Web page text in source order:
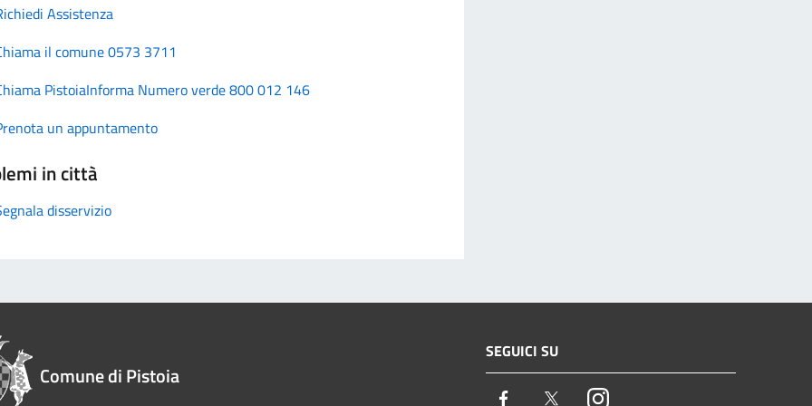
Assistenza
il comune 0573 3711
PistoiaInforma Numero verde 800 012 146
un appuntamento
in città
disservizio
Comune di Pistoia
SEGUICI SU
Facebook TwitterInstagram